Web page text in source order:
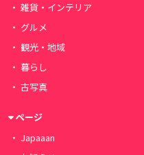
雑貨・インテリア
グルメ
観光・地域
暮らし
古写真
ページ
Japaaan